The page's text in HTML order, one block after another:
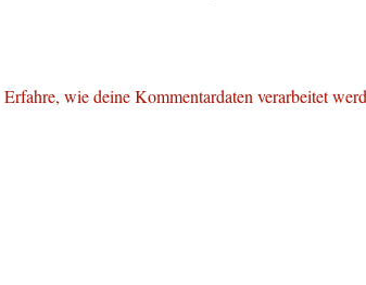
Erfahre, wie deine Kommentardaten verarbeitet